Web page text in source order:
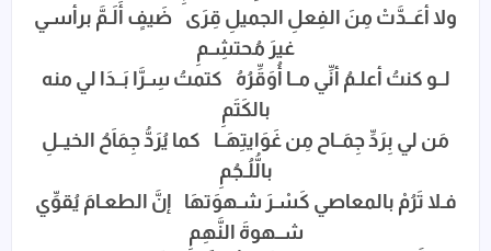
ولا أعَــدَّتْ مِنَ الفِعلِ الجميلِ قِرَى ضَيفٍ أَلَـمَّ برأسـي
غيرَ مُحتشِـمِ
لــو كنتُ أعلـمُ أنِّي مــا أُوَقِّرُهُ كتمتُ سِـرَّا بَــدَا لي منه
بالكَتَمِ
مَن لي بِرَدِّ جِمَــاح مِن غَوَايتِهَــا كما يُرَدُّ جِمَاَحُ الخيــلِ
بالُّلُـجُمِ
فـلا تَرُمْ بالمعاصي كَسْـرَ شـهوَتهَا إنَّ الطعـامَ يُقوِّي
شــهوةَ النَّهِمِ